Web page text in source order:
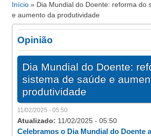
Está aqui
Início » Dia Mundial do Doente: reforma do
e aumento da produtividade
Opinião
Dia Mundial do Doente:
sistema de saúde e
produtividade
11/02/2025 - 05:50
Atualizado: 11/02/2025 - 05:50
Celebramos o Dia Mundial do Doente